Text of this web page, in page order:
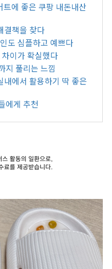
트에 좋은 쿠팡 내돈내산
결책을 찾다
도 심플하고 예쁘다
이가 확실했다
지 풀리는 느낌
내에서 활용하기 딱 좋은
에게 추천